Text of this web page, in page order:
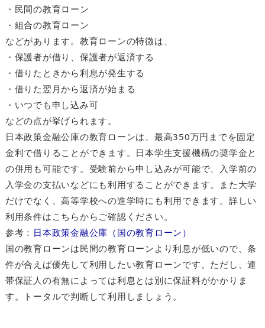
・民間の教育ローン
・組合の教育ローン
などがあります。教育ローンの特徴は、
・保護者が借り、保護者が返済する
・借りたときから利息が発生する
・借りた翌月から返済が始まる
・いつでも申し込み可
などの点が挙げられます。
日本政策金融公庫の教育ローンは、最高350万円までを固定
金利で借りることができます。日本学生支援機構の奨学金と
の併用も可能です。受験前から申し込みが可能で、入学前の
入学金の支払いなどにも利用することができます。また大学
だけでなく、高等学校への進学時にも利用できます。詳しい
利用条件はこちらからご確認ください。
参考： 日本政策金融公庫（国の教育ローン）
国の教育ローンは民間の教育ローンより利息が低いので、条
件が合えば優先して利用したい教育ローンです。ただし、連
帯保証人の有無によっては利息とは別に保証料がかかりま
す。トータルで判断して利用しましょう。